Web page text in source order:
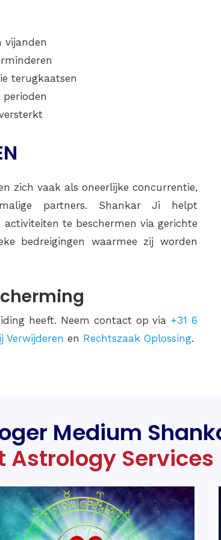
vijanden
terugkaatsen
zich vaak als oneerlijke concurrentie,
partners. Shankar Ji helpt
te beschermen via gerichte
bedreigingen waarmee zij worden
heeft. Neem contact op via +31 6
Verwijderen en Rechtszaak Oplossing.
Medium
Astrology Services